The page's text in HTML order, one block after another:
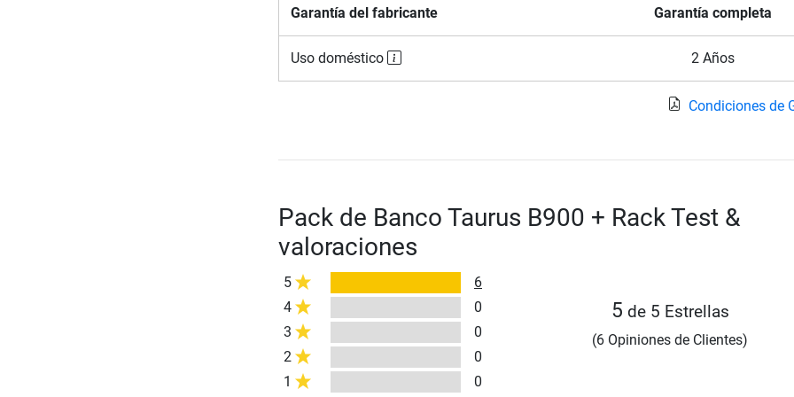
Garantía del fabricante Garantía completa
Uso doméstico 2 Años
Condiciones de
Pack de Banco Taurus B900 + Rack Test &
valoraciones
5
6
4
0
3
0
2
0
1
0
5 de 5 Estrellas
(6 Opiniones de Clientes)